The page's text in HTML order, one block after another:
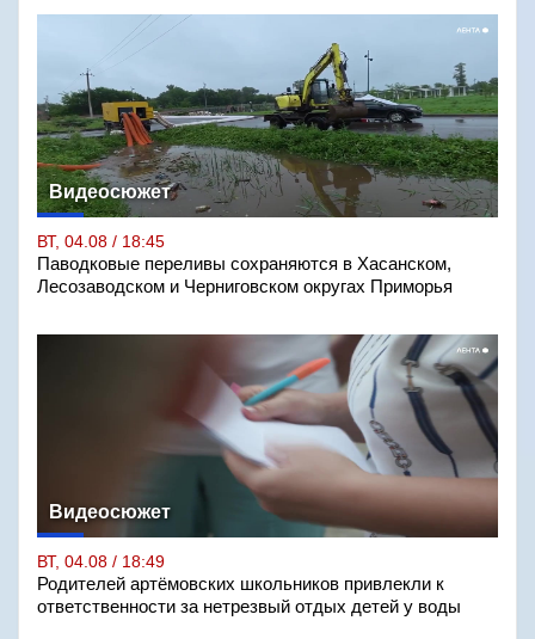
Видеосюжет
ВТ, 04.08 / 18:45
Паводковые переливы сохраняются в Хасанском,
Лесозаводском и Черниговском округах Приморья
Видеосюжет
ВТ, 04.08 / 18:49
Родителей артёмовских школьников привлекли к
ответственности за нетрезвый отдых детей у воды